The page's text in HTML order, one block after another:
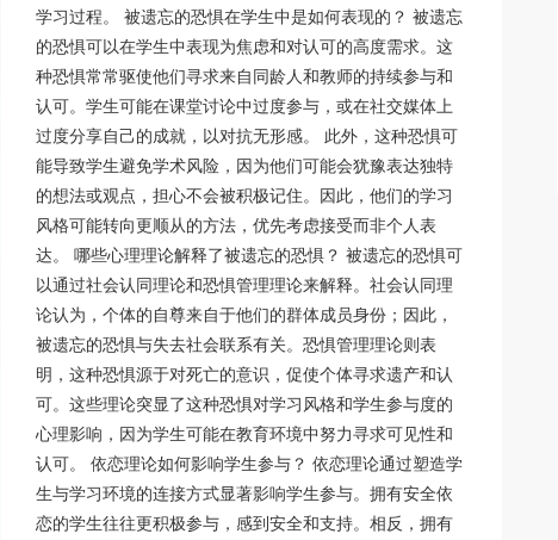
学习过程。 被遗忘的恐惧在学生中是如何表现的？ 被遗忘
的恐惧可以在学生中表现为焦虑和对认可的高度需求。这
种恐惧常常驱使他们寻求来自同龄人和教师的持续参与和
认可。学生可能在课堂讨论中过度参与，或在社交媒体上
过度分享自己的成就，以对抗无形感。 此外，这种恐惧可
能导致学生避免学术风险，因为他们可能会犹豫表达独特
的想法或观点，担心不会被积极记住。因此，他们的学习
风格可能转向更顺从的方法，优先考虑接受而非个人表
达。 哪些心理理论解释了被遗忘的恐惧？ 被遗忘的恐惧可
以通过社会认同理论和恐惧管理理论来解释。社会认同理
论认为，个体的自尊来自于他们的群体成员身份；因此，
被遗忘的恐惧与失去社会联系有关。恐惧管理理论则表
明，这种恐惧源于对死亡的意识，促使个体寻求遗产和认
可。这些理论突显了这种恐惧对学习风格和学生参与度的
心理影响，因为学生可能在教育环境中努力寻求可见性和
认可。 依恋理论如何影响学生参与？ 依恋理论通过塑造学
生与学习环境的连接方式显著影响学生参与。拥有安全依
恋的学生往往更积极参与，感到安全和支持。相反，拥有